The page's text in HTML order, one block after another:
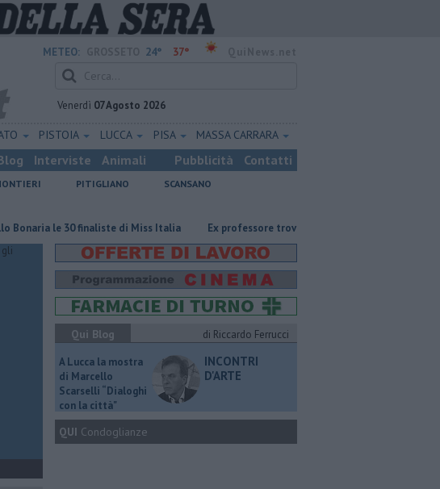
METEO: 24° 37°
Venerdì 07 Agosto 2026
PISTOIA LUCCA PISA MASSA CARRARA
Interviste Animali Pubblicità Contatti
PITIGLIANO
SCANSANO
30 finaliste di Miss Italia Ex professore trovato in casa senza vita, è giallo
Qui Blog
di Riccardo Ferrucci
A Lucca la mostra
di Marcello
Scarselli “Dialoghi
con la città"
INCONTRI
D'ARTE
QUI Condoglianze